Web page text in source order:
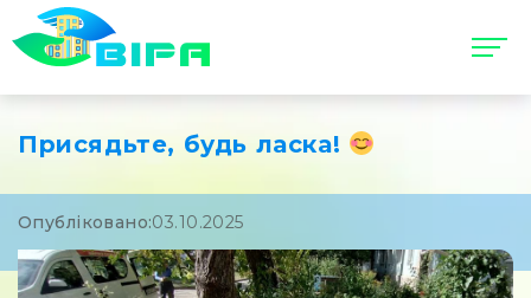
Присядьте, будь ласка!
Опубліковано:03.10.2025